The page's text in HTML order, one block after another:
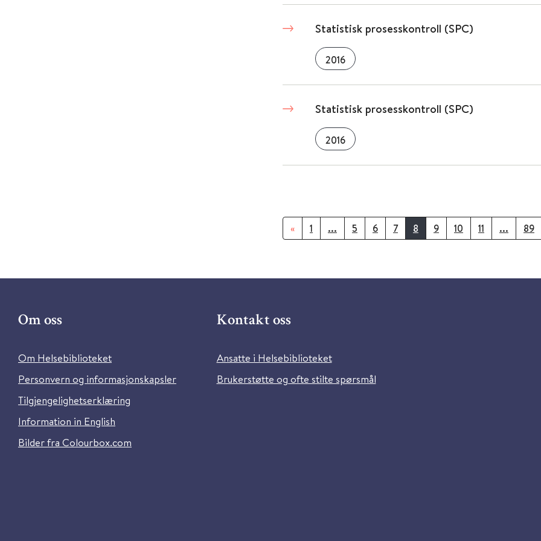
Statistisk prosesskontroll (SPC)
2016
Statistisk prosesskontroll (SPC)
2016
« 1 ... 5 6 7 8 9 10 11 ... 89
Om oss
Om Helsebiblioteket
Personvern og informasjonskapsler
Tilgjengelighetserklæring
Information in English
Bilder fra Colourbox.com
Kontakt oss
Ansatte i Helsebiblioteket
Brukerstøtte og ofte stilte spørsmål